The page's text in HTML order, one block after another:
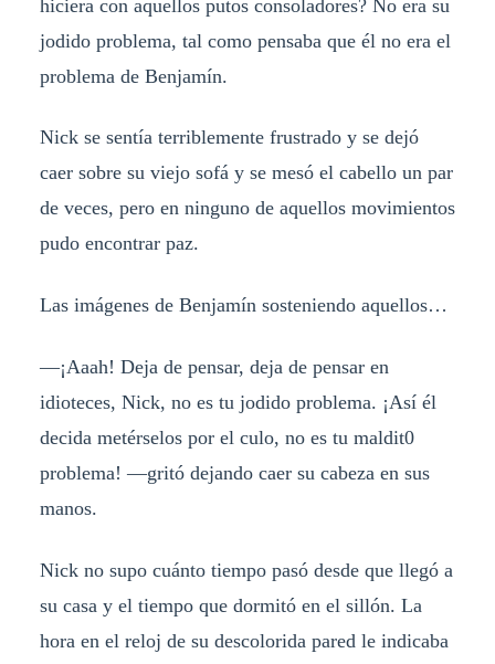
hiciera con aquellos putos consoladores? No era su
jodido problema, tal como pensaba que él no era el
problema de Benjamín.
Nick se sentía terriblemente frustrado y se dejó
caer sobre su viejo sofá y se mesó el cabello un par
de veces, pero en ninguno de aquellos movimientos
pudo encontrar paz.
Las imágenes de Benjamín sosteniendo aquellos…
—¡Aaah! Deja de pensar, deja de pensar en
idioteces, Nick, no es tu jodido problema. ¡Así él
decida metérselos por el culo, no es tu maldit0
problema! —gritó dejando caer su cabeza en sus
manos.
Nick no supo cuánto tiempo pasó desde que llegó a
su casa y el tiempo que dormitó en el sillón. La
hora en el reloj de su descolorida pared le indicaba